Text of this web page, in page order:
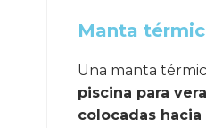
Manta
Una manta
piscina para
colocadas hacia